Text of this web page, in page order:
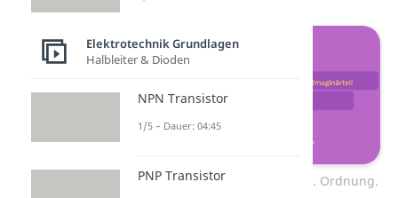
Phasendiagramm Hochpass 1. Ordnung.
Elektrotechnik Grundlagen
Halbleiter & Dioden
NPN Transistor
1/5 – Dauer: 04:45
PNP Transistor